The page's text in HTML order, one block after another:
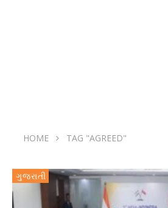
HOME TAG "AGREED"
ગુજરાતી